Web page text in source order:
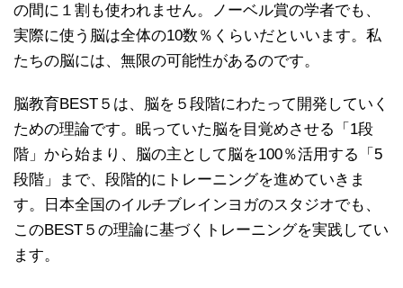
の間に１割も使われません。ノーベル賞の学者でも、
実際に使う脳は全体の10数％くらいだといいます。私
たちの脳には、無限の可能性があるのです。
脳教育BEST５は、脳を５段階にわたって開発していく
ための理論です。眠っていた脳を目覚めさせる「1段
階」から始まり、脳の主として脳を100％活用する「5
段階」まで、段階的にトレーニングを進めていきま
す。日本全国のイルチブレインヨガのスタジオでも、
このBEST５の理論に基づくトレーニングを実践してい
ます。